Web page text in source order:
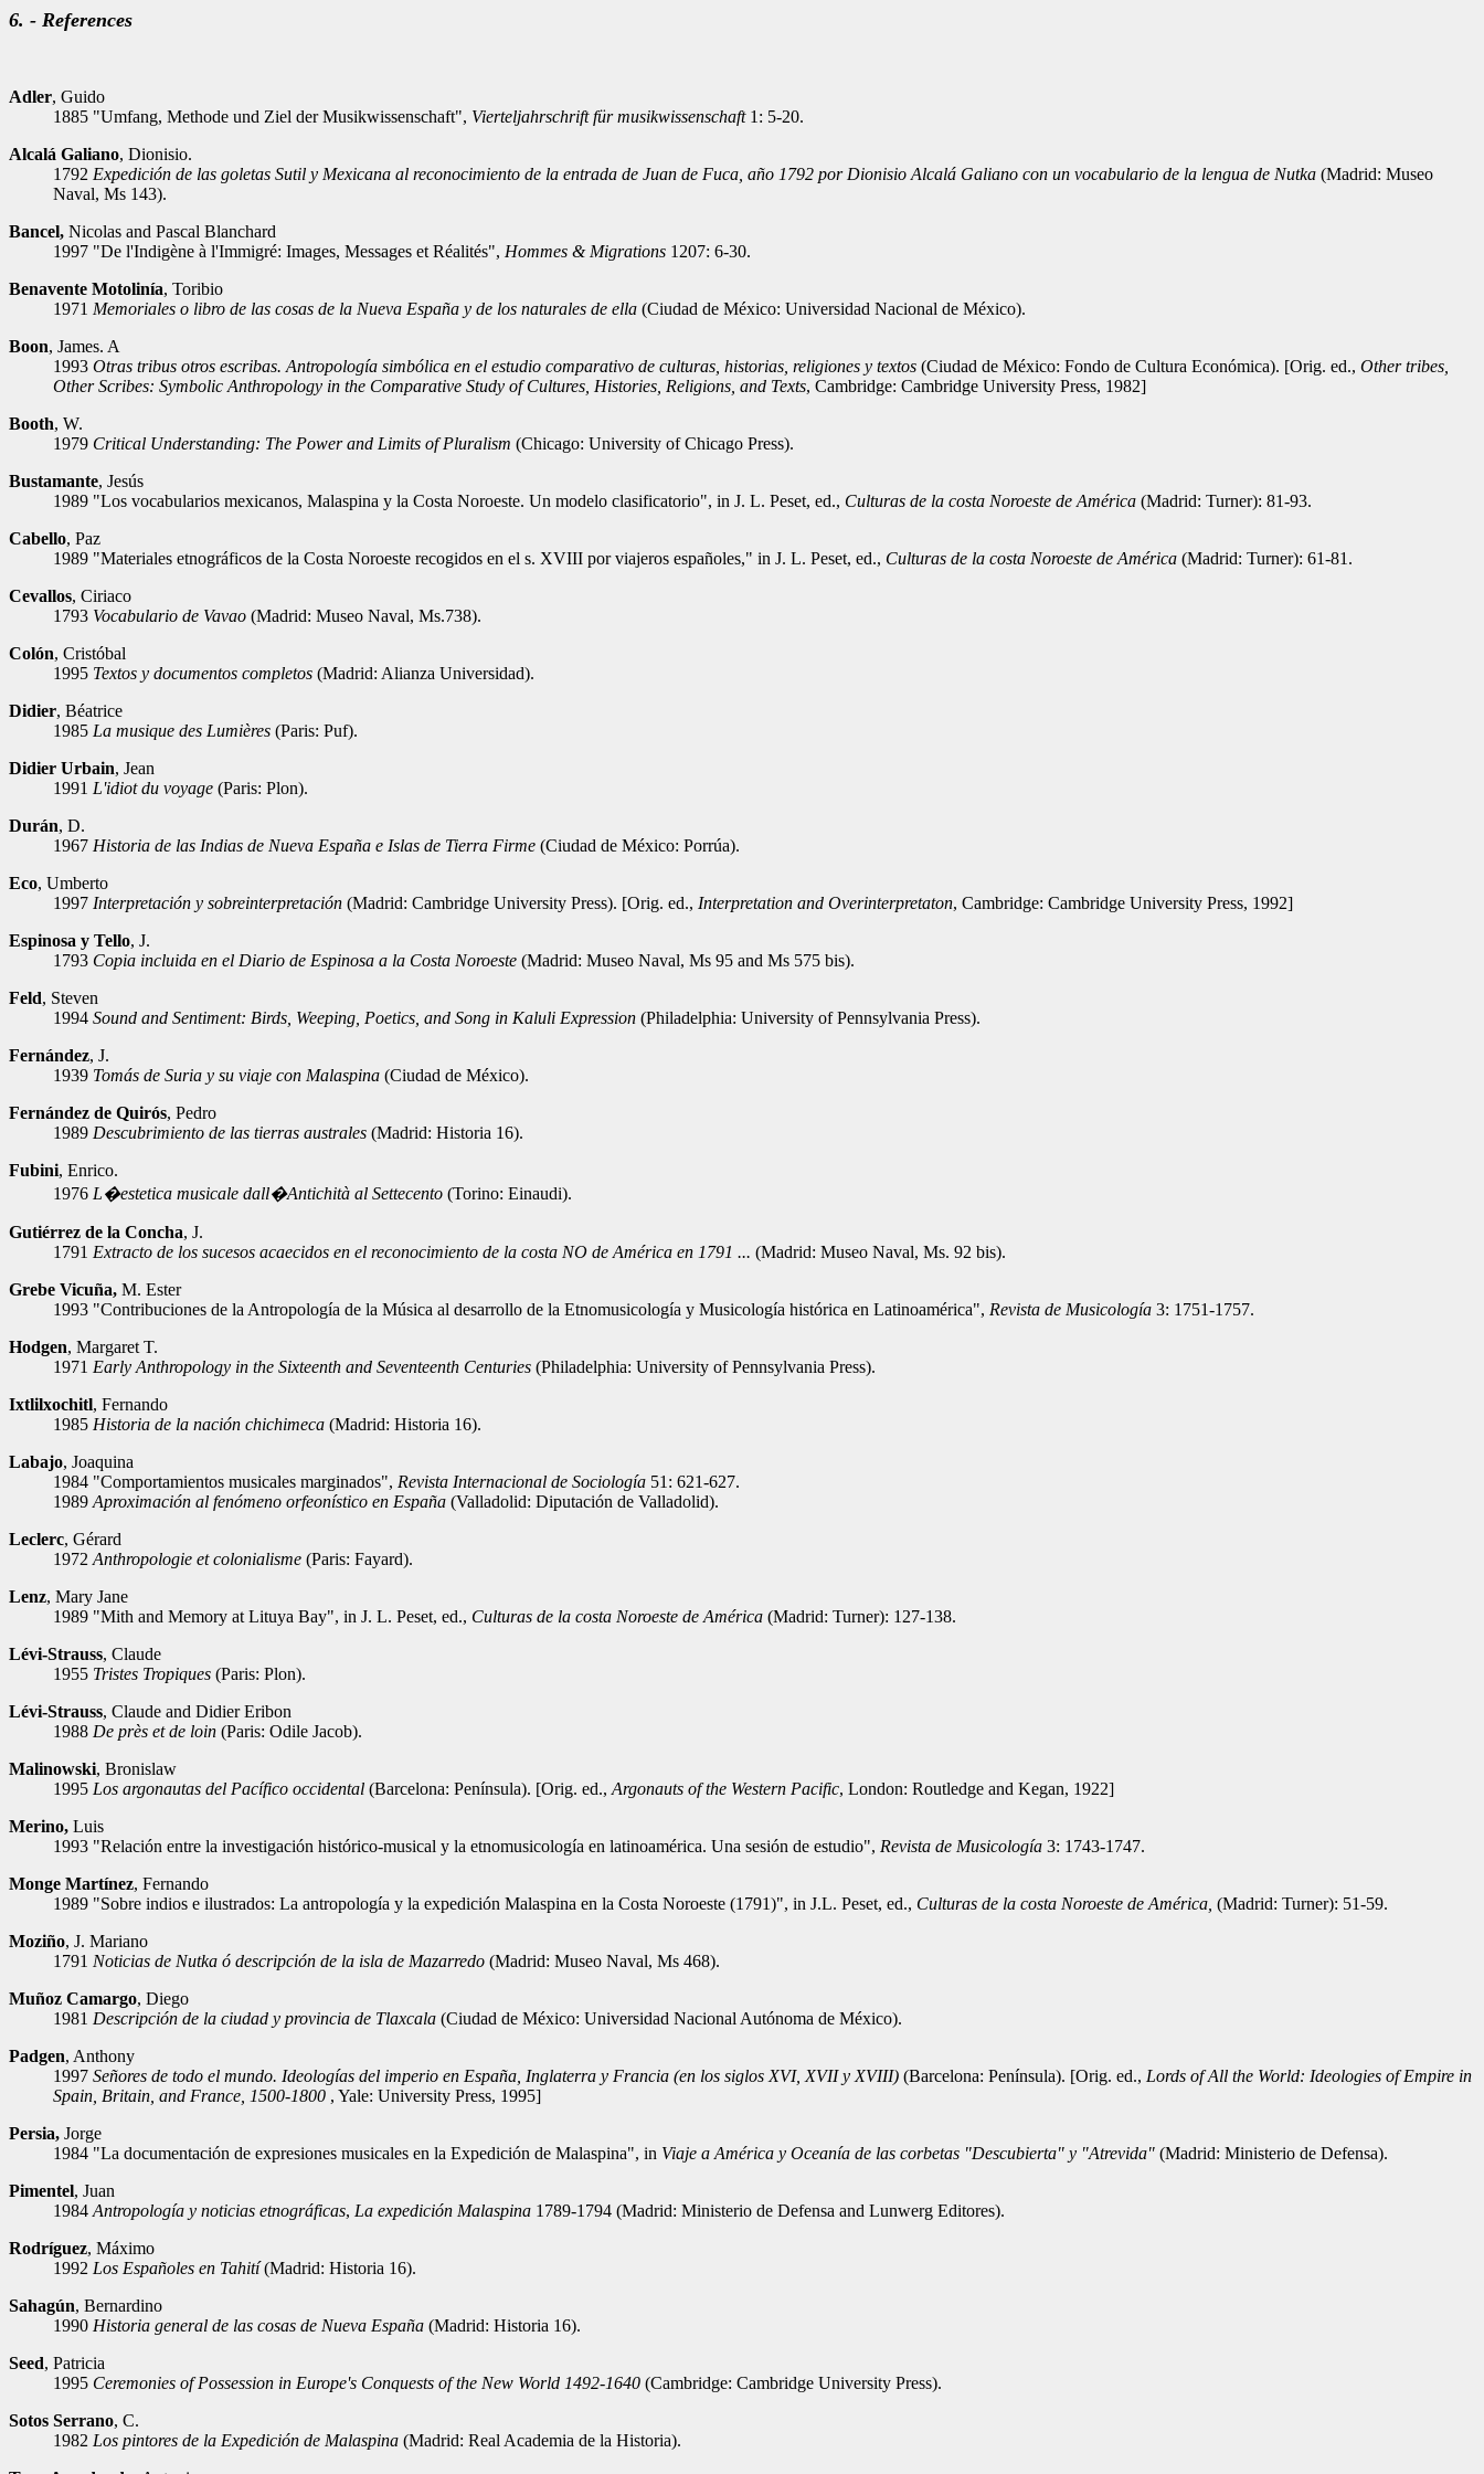
6. - References
Adler, Guido
1885 "Umfang, Methode und Ziel der Musikwissenschaft", Vierteljahrschrift für musikwissenschaft1: 5-20.
Alcalá Galiano, Dionisio.
1792 Expedición de las goletas Sutil y Mexicana al reconocimiento de la entrada de Juan de Fuca, año 1792 por Dionisio Alcalá Galiano con un vocabulario de la lengua de Nutka (Madrid: Museo
Naval, Ms 143).
Bancel, Nicolas and Pascal Blanchard
1997 "De l'Indigène à l'Immigré: Images, Messages et Réalités", Hommes & Migrations 1207: 6-30.
Benavente Motolinía, Toribio
1971 Memoriales o libro de las cosas de la Nueva España y de los naturales de ella (Ciudad de México: Universidad Nacional de México).
Boon, James. A
1993 Otras tribus otros escribas. Antropología simbólica en el estudio comparativo de culturas, historias, religiones y textos (Ciudad de México: Fondo de Cultura Económica). [Orig. ed., Other tribes,
Other Scribes: Symbolic Anthropology in the Comparative Study of Cultures, Histories, Religions, and Texts, Cambridge: Cambridge University Press, 1982]
Booth, W.
1979 Critical Understanding: The Power and Limits of Pluralism (Chicago: University of Chicago Press).
Bustamante, Jesús
1989 "Los vocabularios mexicanos, Malaspina y la Costa Noroeste. Un modelo clasificatorio", in J. L. Peset, ed., Culturas de la costa Noroeste de América (Madrid: Turner): 81-93.
Cabello, Paz
1989 "Materiales etnográficos de la Costa Noroeste recogidos en el s. XVIII por viajeros españoles," in J. L. Peset, ed., Culturas de la costa Noroeste de América (Madrid: Turner): 61-81.
Cevallos, Ciriaco
1793 Vocabulario de Vavao (Madrid: Museo Naval, Ms.738).
Colón, Cristóbal
1995 Textos y documentos completos (Madrid: Alianza Universidad).
Didier, Béatrice
1985 La musique des Lumières (Paris: Puf).
Didier Urbain, Jean
1991 L'idiot du voyage (Paris: Plon).
Durán, D.
1967 Historia de las Indias de Nueva España e Islas de Tierra Firme (Ciudad de México: Porrúa).
Eco, Umberto
1997 Interpretación y sobreinterpretación (Madrid: Cambridge University Press). [Orig. ed., Interpretation and Overinterpretaton, Cambridge: Cambridge University Press, 1992]
Espinosa y Tello, J.
1793 Copia incluida en el Diario de Espinosa a la Costa Noroeste (Madrid: Museo Naval, Ms 95 and Ms 575 bis).
Feld, Steven
1994 Sound and Sentiment: Birds, Weeping, Poetics, and Song in Kaluli Expression (Philadelphia: University of Pennsylvania Press).
Fernández, J.
1939 Tomás de Suria y su viaje con Malaspina (Ciudad de México).
Fernández de Quirós, Pedro
1989 Descubrimiento de las tierras australes (Madrid: Historia 16).
Fubini, Enrico.
1976 L�estetica musicale dall�Antichità al Settecento (Torino: Einaudi).
Gutiérrez de la Concha, J.
1791 Extracto de los sucesos acaecidos en el reconocimiento de la costa NO de América en 1791 ... (Madrid: Museo Naval, Ms. 92 bis).
Grebe Vicuña, M. Ester
1993 "Contribuciones de la Antropología de la Música al desarrollo de la Etnomusicología y Musicología histórica en Latinoamérica", Revista de Musicología 3: 1751-1757.
Hodgen, Margaret T.
1971 Early Anthropology in the Sixteenth and Seventeenth Centuries (Philadelphia: University of Pennsylvania Press).
Ixtlilxochitl, Fernando
1985 Historia de la nación chichimeca (Madrid: Historia 16).
Labajo, Joaquina
1984 "Comportamientos musicales marginados", Revista Internacional de Sociología 51: 621-627.
1989 Aproximación al fenómeno orfeonístico en España (Valladolid: Diputación de Valladolid).
Leclerc, Gérard
1972 Anthropologie et colonialisme (Paris: Fayard).
Lenz, Mary Jane
1989 "Mith and Memory at Lituya Bay", in J. L. Peset, ed., Culturas de la costa Noroeste de América (Madrid: Turner): 127-138.
Lévi-Strauss, Claude
1955 Tristes Tropiques (Paris: Plon).
Lévi-Strauss, Claude and Didier Eribon
1988 De près et de loin (Paris: Odile Jacob).
Malinowski, Bronislaw
1995 Los argonautas del Pacífico occidental (Barcelona: Península). [Orig. ed., Argonauts of the Western Pacific, London: Routledge and Kegan, 1922]
Merino, Luis
1993 "Relación entre la investigación histórico-musical y la etnomusicología en latinoamérica. Una sesión de estudio", Revista de Musicología 3: 1743-1747.
Monge Martínez, Fernando
1989 "Sobre indios e ilustrados: La antropología y la expedición Malaspina en la Costa Noroeste (1791)", in J.L. Peset, ed., Culturas de la costa Noroeste de América, (Madrid: Turner): 51-59.
Moziño, J. Mariano
1791 Noticias de Nutka ó descripción de la isla de Mazarredo (Madrid: Museo Naval, Ms 468).
Muñoz Camargo, Diego
1981 Descripción de la ciudad y provincia de Tlaxcala (Ciudad de México: Universidad Nacional Autónoma de México).
Padgen, Anthony
1997 Señores de todo el mundo. Ideologías del imperio en España, Inglaterra y Francia (en los siglos XVI, XVII y XVIII) (Barcelona: Península). [Orig. ed., Lords of All the World: Ideologies of Empire in
Spain, Britain, and France, 1500-1800 , Yale: University Press, 1995]
Persia, Jorge
1984 "La documentación de expresiones musicales en la Expedición de Malaspina", in Viaje a América y Oceanía de las corbetas "Descubierta" y "Atrevida" (Madrid: Ministerio de Defensa).
Pimentel, Juan
1984 Antropología y noticias etnográficas, La expedición Malaspina 1789-1794 (Madrid: Ministerio de Defensa and Lunwerg Editores).
Rodríguez, Máximo
1992 Los Españoles en Tahití(Madrid: Historia 16).
Sahagún, Bernardino
1990 Historia general de las cosas de Nueva España (Madrid: Historia 16).
Seed, Patricia
1995 Ceremonies of Possession in Europe's Conquests of the New World 1492-1640 (Cambridge: Cambridge University Press).
Sotos Serrano, C.
1982 Los pintores de la Expedición de Malaspina (Madrid: Real Academia de la Historia).